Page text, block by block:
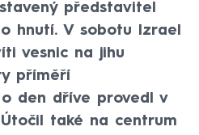
představitel
hnutí. V sobotu Izrael
vesnic na jihu
příměří
den dříve provedl v
také na centrum